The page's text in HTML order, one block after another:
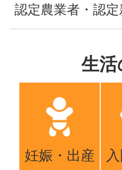
認定農業者・認
生
妊娠・出産